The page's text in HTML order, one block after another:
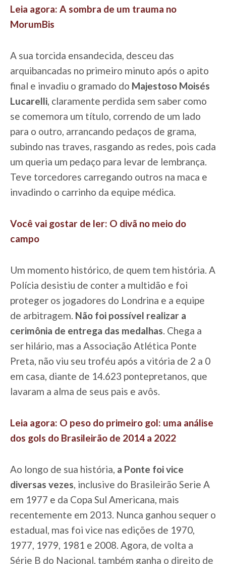
Leia agora: A sombra de um trauma no
MorumBis
A sua torcida ensandecida, desceu das
arquibancadas no primeiro minuto após o apito
final e invadiu o gramado do Majestoso Moisés
Lucarelli, claramente perdida sem saber como
se comemora um título, correndo de um lado
para o outro, arrancando pedaços de grama,
subindo nas traves, rasgando as redes, pois cada
um queria um pedaço para levar de lembrança.
Teve torcedores carregando outros na maca e
invadindo o carrinho da equipe médica.
Você vai gostar de ler: O divã no meio do
campo
Um momento histórico, de quem tem história. A
Polícia desistiu de conter a multidão e foi
proteger os jogadores do Londrina e a equipe
de arbitragem. Não foi possível realizar a
cerimônia de entrega das medalhas. Chega a
ser hilário, mas a Associação Atlética Ponte
Preta, não viu seu troféu após a vitória de 2 a 0
em casa, diante de 14.623 pontepretanos, que
lavaram a alma de seus pais e avôs.
Leia agora: O peso do primeiro gol: uma análise
dos gols do Brasileirão de 2014 a 2022
Ao longo de sua história, a Ponte foi vice
diversas vezes, inclusive do Brasileirão Serie A
em 1977 e da Copa Sul Americana, mais
recentemente em 2013. Nunca ganhou sequer o
estadual, mas foi vice nas edições de 1970,
1977, 1979, 1981 e 2008. Agora, de volta a
Série B do Nacional, também ganha o direito de